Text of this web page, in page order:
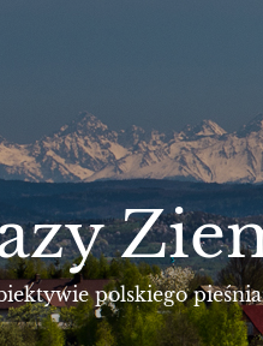
polskiego